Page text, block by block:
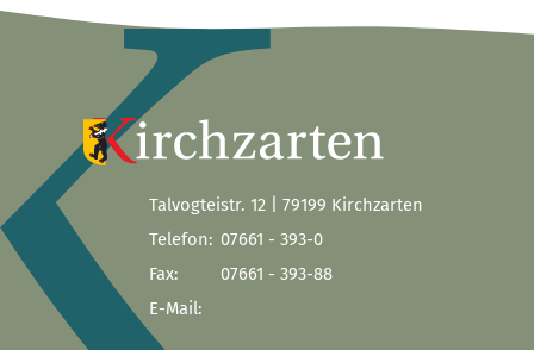
Talvogteistr. 12 | 79199 Kirchzarten
Telefon: 07661 - 393-0
Fax:
07661 - 393-88
E-Mail: